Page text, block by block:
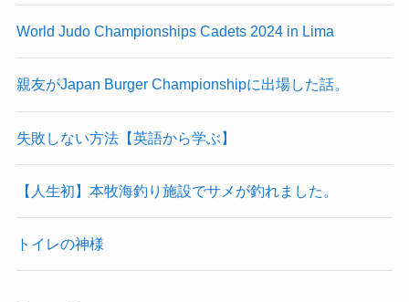
World Judo Championships Cadets 2024 in Lima
親友がJapan Burger Championshipに出場した話。
失敗しない方法【英語から学ぶ】
【人生初】本牧海釣り施設でサメが釣れました。
トイレの神様